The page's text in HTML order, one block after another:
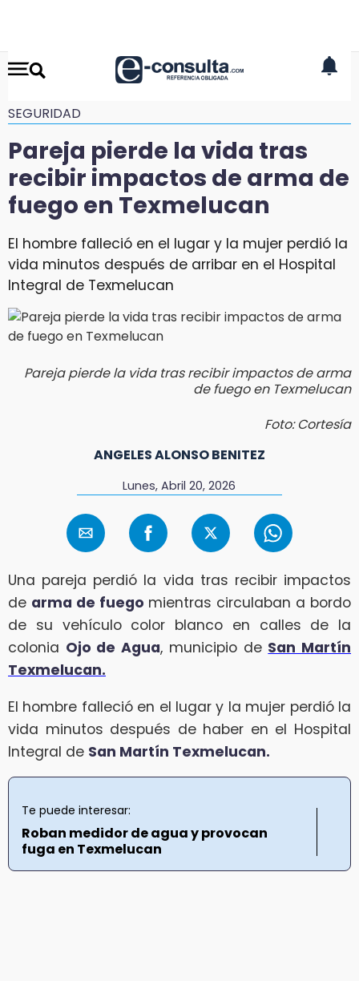
SEGURIDAD
Pareja pierde la vida tras
recibir impactos de arma de
fuego en Texmelucan
El hombre falleció en el lugar y la mujer perdió la
vida minutos después de arribar en el Hospital
Integral de Texmelucan
Pareja pierde la vida tras recibir impactos de arma
de fuego en Texmelucan
Foto: Cortesía
ANGELES ALONSO BENITEZ
Lunes, Abril 20, 2026
Una pareja perdió la vida tras recibir impactos
de arma de fuego mientras circulaban a bordo
de su vehículo color blanco en calles de la
colonia Ojo de Agua, municipio de San Martín
Texmelucan.
El hombre falleció en el lugar y la mujer perdió la
vida minutos después de haber en el Hospital
Integral de San Martín Texmelucan.
Te puede interesar:
Roban medidor de agua y provocan
fuga en Texmelucan